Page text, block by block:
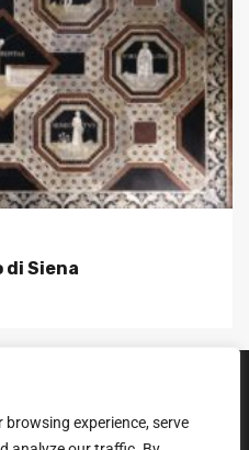
browsing experience, serve
di Siena